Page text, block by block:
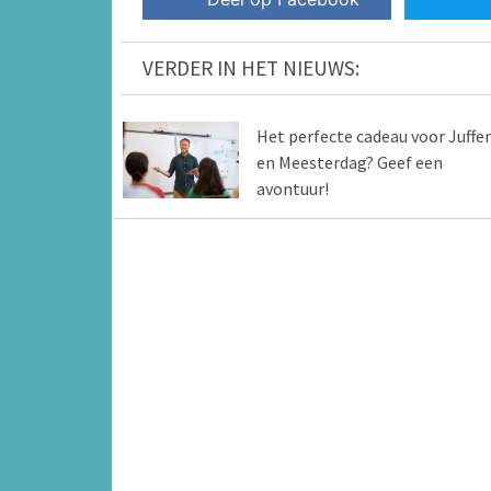
VERDER IN HET NIEUWS:
Het perfecte cadeau voor
en Meesterdag? Geef een
avontuur!